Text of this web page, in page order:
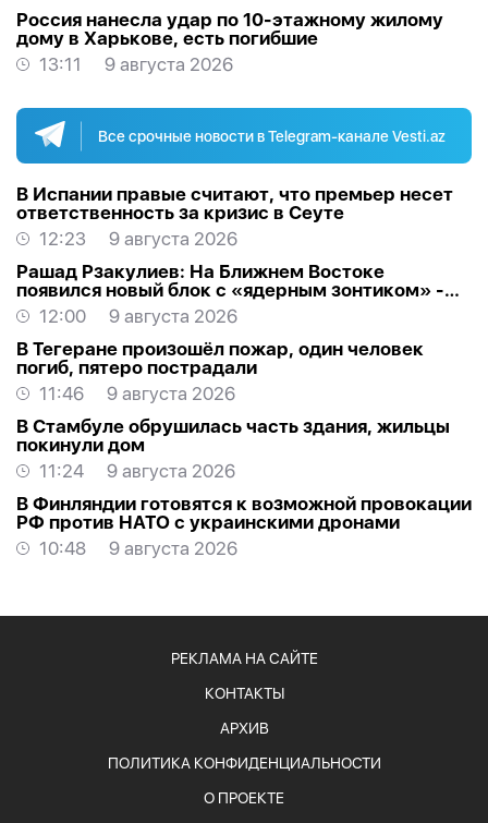
Россия нанесла удар по 10-этажному жилому
дому в Харькове, есть погибшие
13:11
9 августа 2026
Все срочные новости в Telegram-канале Vesti.az
В Испании правые считают, что премьер несет
ответственность за кризис в Сеуте
12:23
9 августа 2026
Рашад Рзакулиев: На Ближнем Востоке
появился новый блок с «ядерным зонтиком» -
МНЕНИЕ ЭКСПЕРТА
12:00
9 августа 2026
В Тегеране произошёл пожар, один человек
погиб, пятеро пострадали
11:46
9 августа 2026
В Стамбуле обрушилась часть здания, жильцы
покинули дом
11:24
9 августа 2026
В Финляндии готовятся к возможной провокации
РФ против НАТО с украинскими дронами
10:48
9 августа 2026
РЕКЛАМА НА САЙТЕ
КОНТАКТЫ
АРХИВ
ПОЛИТИКА КОНФИДЕНЦИАЛЬНОСТИ
О ПРОЕКТЕ